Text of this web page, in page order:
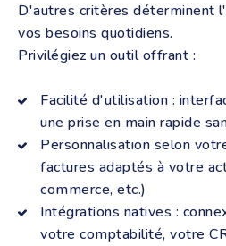
D'autres critères déterminent
vos besoins quotidiens.
Privilégiez un outil offrant :
Facilité d'utilisation :
une prise en main rapide
Personnalisation selon
factures adaptés à votre
commerce, etc.)
Intégrations natives :
votre comptabilité, votre